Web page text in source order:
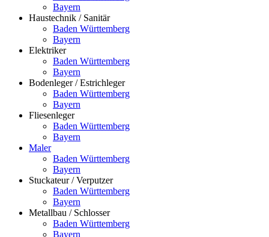
Bayern
Haustechnik / Sanitär
Baden Württemberg
Bayern
Elektriker
Baden Württemberg
Bayern
Bodenleger / Estrichleger
Baden Württemberg
Bayern
Fliesenleger
Baden Württemberg
Bayern
Maler
Baden Württemberg
Bayern
Stuckateur / Verputzer
Baden Württemberg
Bayern
Metallbau / Schlosser
Baden Württemberg
Bayern